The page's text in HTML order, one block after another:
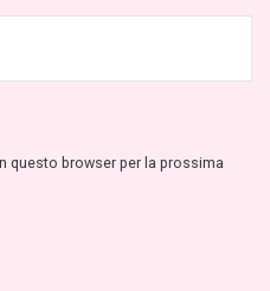
questo browser per la prossima